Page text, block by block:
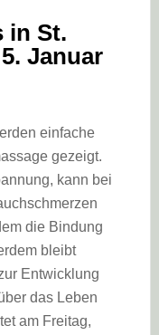
in St.
Januar
einfache
gezeigt.
kann bei
die Bindung
bleibt
Entwicklung
das Leben
am Freitag,